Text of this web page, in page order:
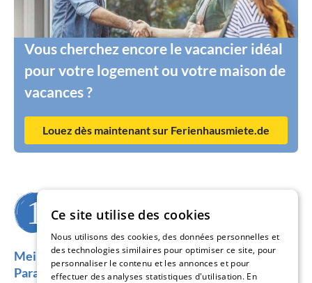
Vous cherchez encore le vacancier idéal
pour votre logement ou votre maison de
vacances ?
Louez dès maintenant sur Ferienhausmiete.de
Quand souhaitez-vous partir ?
Meilleure période pour visiter la région Costa
Paradiso
Ce site utilise des cookies
Nous utilisons des cookies, des données personnelles et
des technologies similaires pour optimiser ce site, pour
personnaliser le contenu et les annonces et pour
effectuer des analyses statistiques d'utilisation. En